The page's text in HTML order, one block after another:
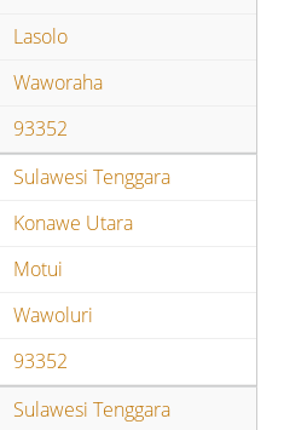
Lasolo
Waworaha
93352
Sulawesi Tenggara
Konawe Utara
Motui
Wawoluri
93352
Sulawesi Tenggara